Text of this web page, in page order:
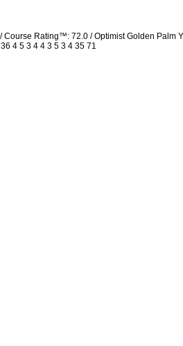
Course Rating™: 72.0 / Optimist Golden
4 5 3 4 4 3 5 3 4 35 71